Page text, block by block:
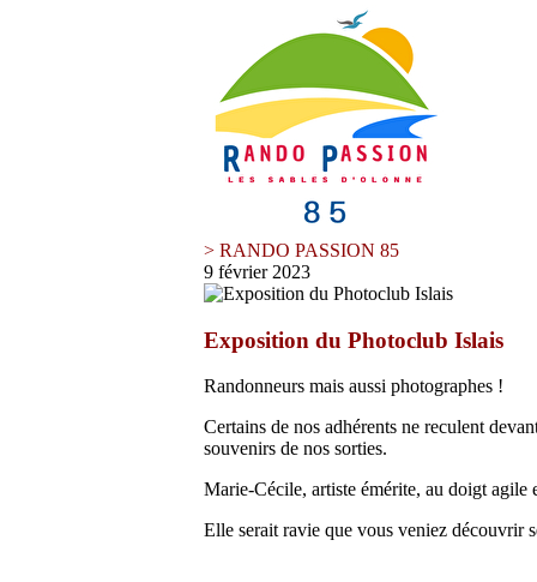
> RANDO PASSION 85
9 février 2023
Exposition du Photoclub Islais
Randonneurs mais aussi photographes !
Certains de nos adhérents ne reculent
souvenirs de nos sorties.
Marie-Cécile, artiste émérite, au doigt agile
Elle serait ravie que vous veniez découvrir